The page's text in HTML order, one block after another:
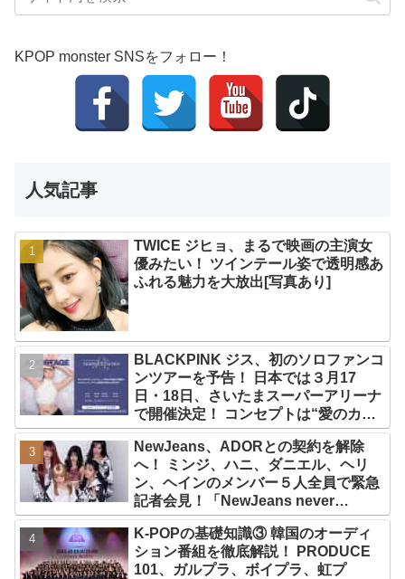
KPOP monster SNSをフォロー！
人気記事
TWICE ジヒョ、まるで映画の主演女
優みたい！ ツインテール姿で透明感あ
ふれる魅力を大放出[写真あり]
BLACKPINK ジス、初のソロファンコ
ンツアーを予告！ 日本では３月17
日・18日、さいたまスーパーアリーナ
で開催決定！ コンセプトは“愛のカケ
ラ”！？ 14日には新アルバム
『AMORTAGE』もリリース
NewJeans、ADORとの契約を解除
へ！ ミンジ、ハニ、ダニエル、ヘリ
ン、ヘインのメンバー５人全員で緊急
記者会見！「NewJeans never
dies!」と微笑みの宣言！ ADOR側、
2029年まで契約有効と主張
K-POPの基礎知識③ 韓国のオーディ
ション番組を徹底解説！ PRODUCE
101、ガルプラ、ボイプラ、虹プ